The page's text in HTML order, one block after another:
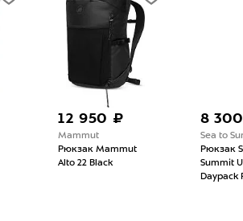
12 950 ₽
Mammut
Рюкзак Mammut
Alto 22 Black
8
Sea to
Рюкзак
Summit
Daypack